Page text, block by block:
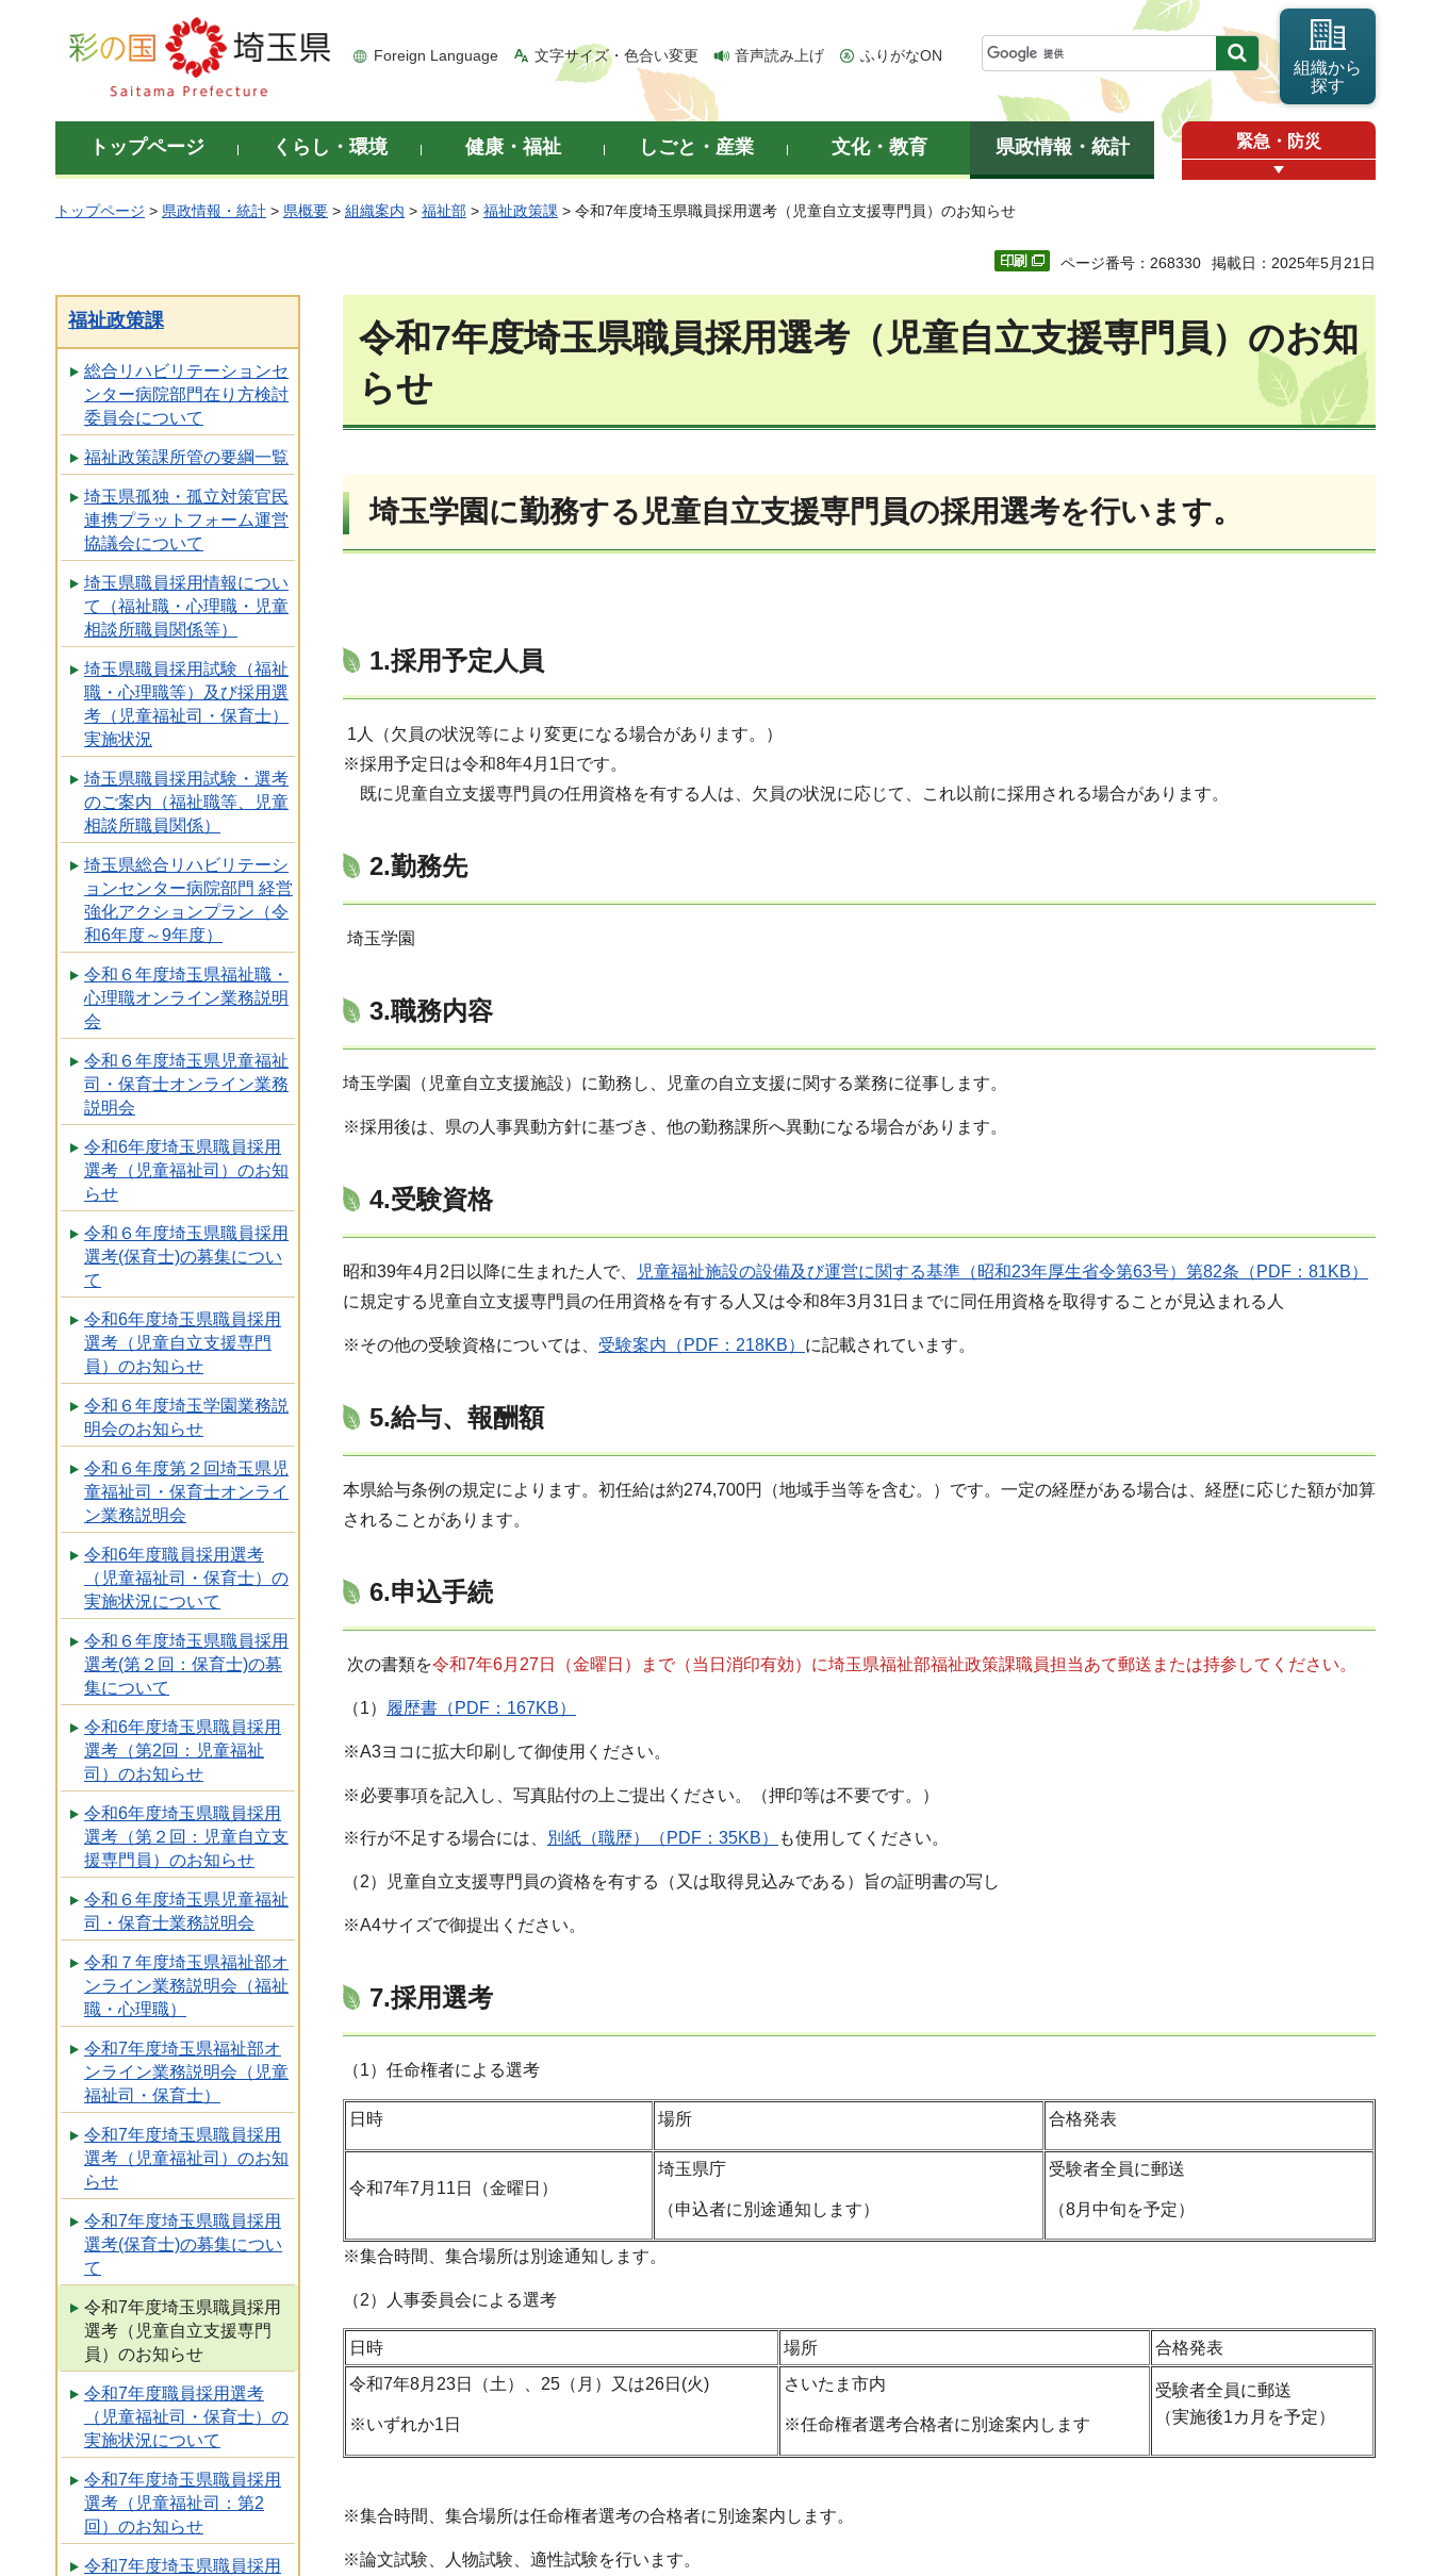
彩の国 埼玉県
Foreign Language 文字サイズ・色合い変更 音声読み上げ ふりがなON
組織から
探す
トップページ くらし・環境 健康・福祉 しごと・産業 文化・教育 県政情報・統計 緊急・防災
トップページ > 県政情報・統計 > 県概要 > 組織案内 > 福祉部 > 福祉政策課 > 令和7年度埼玉県職員採用選考（児童自立支援専門員）のお知らせ
ページ番号：268330 掲載日：2025年5月21日
福祉政策課
総合リハビリテーションセ
ンター病院部門在り方検討
委員会について
福祉政策課所管の要綱一覧
埼玉県孤独・孤立対策官民
連携プラットフォーム運営
協議会について
埼玉県職員採用情報につい
て（福祉職・心理職・児童
相談所職員関係等）
埼玉県職員採用試験（福祉
職・心理職等）及び採用選
考（児童福祉司・保育士）
実施状況
埼玉県職員採用試験・選考
のご案内（福祉職等、児童
相談所職員関係）
埼玉県総合リハビリテーシ
ョンセンター病院部門 経営
強化アクションプラン（令
和6年度～9年度）
令和６年度埼玉県福祉職・
心理職オンライン業務説明
会
令和６年度埼玉県児童福祉
司・保育士オンライン業務
説明会
令和6年度埼玉県職員採用
選考（児童福祉司）のお知
らせ
令和６年度埼玉県職員採用
選考(保育士)の募集につい
て
令和6年度埼玉県職員採用
選考（児童自立支援専門
員）のお知らせ
令和６年度埼玉学園業務説
明会のお知らせ
令和６年度第２回埼玉県児
童福祉司・保育士オンライ
ン業務説明会
令和6年度職員採用選考
（児童福祉司・保育士）の
実施状況について
令和６年度埼玉県職員採用
選考(第２回：保育士)の募
集について
令和6年度埼玉県職員採用
選考（第2回：児童福祉
司）のお知らせ
令和6年度埼玉県職員採用
選考（第２回：児童自立支
援専門員）のお知らせ
令和６年度埼玉県児童福祉
司・保育士業務説明会
令和７年度埼玉県福祉部オ
ンライン業務説明会（福祉
職・心理職）
令和7年度埼玉県福祉部オ
ンライン業務説明会（児童
福祉司・保育士）
令和7年度埼玉県職員採用
選考（児童福祉司）のお知
らせ
令和7年度埼玉県職員採用
選考(保育士)の募集につい
て
令和7年度埼玉県職員採用
選考（児童自立支援専門
員）のお知らせ
令和7年度職員採用選考
（児童福祉司・保育士）の
実施状況について
令和7年度埼玉県職員採用
選考（児童福祉司：第2
回）のお知らせ
令和7年度埼玉県職員採用
令和7年度埼玉県職員採用選考（児童自立支援専門員）のお知
らせ
埼玉学園に勤務する児童自立支援専門員の採用選考を行います。
1.採用予定人員
1人（欠員の状況等により変更になる場合があります。）
※採用予定日は令和8年4月1日です。
既に児童自立支援専門員の任用資格を有する人は、欠員の状況に応じて、これ以前に採用される場合があります。
2.勤務先
埼玉学園
3.職務内容
埼玉学園（児童自立支援施設）に勤務し、児童の自立支援に関する業務に従事します。
※採用後は、県の人事異動方針に基づき、他の勤務課所へ異動になる場合があります。
4.受験資格
昭和39年4月2日以降に生まれた人で、
児童福祉施設の設備及び運営に関する基準（昭和23年厚生省令第63号）第82条（PDF：81KB）
に規定する児童自立支援専門員の任用資格を有する人又は令和8年3月31日までに同任用資格を取得することが見込まれる人
※その他の受験資格については、 受験案内（PDF：218KB） に記載されています。
5.給与、報酬額
本県給与条例の規定によります。初任給は約274,700円（地域手当等を含む。）です。一定の経歴がある場合は、経歴に応じた額が加算
されることがあります。
6.申込手続
次の書類を令和7年6月27日（金曜日）まで（当日消印有効）に埼玉県福祉部福祉政策課職員担当あて郵送または持参してください。
（1） 履歴書（PDF：167KB）
※A3ヨコに拡大印刷して御使用ください。
※必要事項を記入し、写真貼付の上ご提出ください。（押印等は不要です。）
※行が不足する場合には、 別紙（職歴）（PDF：35KB） も使用してください。
（2）児童自立支援専門員の資格を有する（又は取得見込みである）旨の証明書の写し
※A4サイズで御提出ください。
7.採用選考
（1）任命権者による選考
日時 場所 合格発表
令和7年7月11日（金曜日）
埼玉県庁
（申込者に別途通知します）
受験者全員に郵送
（8月中旬を予定）
※集合時間、集合場所は別途通知します。
（2）人事委員会による選考
日時 場所
合格発表
令和7年8月23日（土）、25（月）又は26日(火)
※いずれか1日
さいたま市内
※任命権者選考合格者に別途案内します
受験者全員に郵送
（実施後1カ月を予定）
※集合時間、集合場所は任命権者選考の合格者に別途案内します。
※論文試験、人物試験、適性試験を行います。